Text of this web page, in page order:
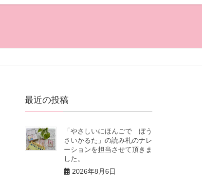
最近の投稿
「やさしいにほんごで ぼう
さいかるた」の読み札のナレ
ーションを担当させて頂きま
した。
2026年8月6日